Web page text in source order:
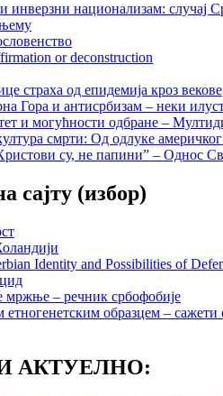
инверзни национализам: случај
or deconstruction
страха од епидемија кроз векове
Гора и антисрбизам – неки
и могућности одбране –
смрти: Од одлуке
су, не папини” – Однос
сајту (избор)
Identity and Possibilities of
мржње – речник србофобије
етногенетским образцем – сажети
АКТУЕЛНО: